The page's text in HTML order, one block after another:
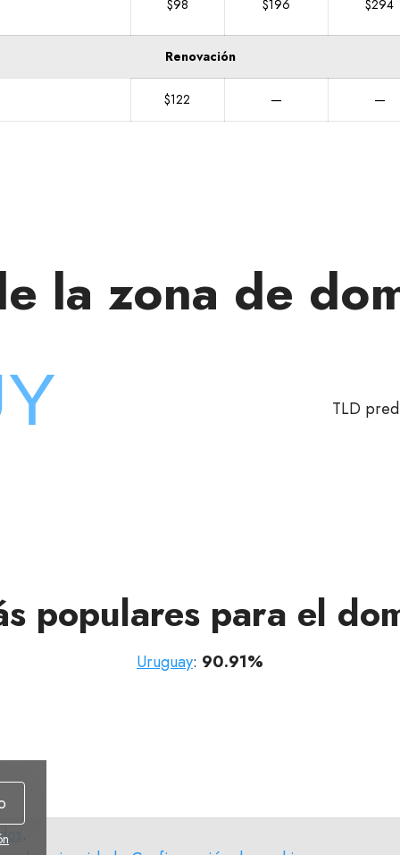
$98 $196 $294
Renovación
$122 — —
la zona de
TLD
populares para el
Uruguay: 90.91%